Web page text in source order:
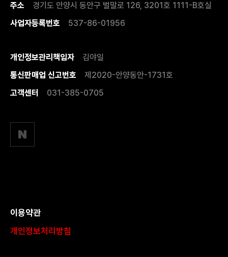
주소
경기도 안양시 동안구 벌말로 126, 3201호 1111-B호실
사업자등록번호
537-86-01956
개인정보관리책임자
김야일
통신판매업 신고번호
제2020-안양동안-1731호
고객센터
031-385-0705
이용약관
개인정보처리방침